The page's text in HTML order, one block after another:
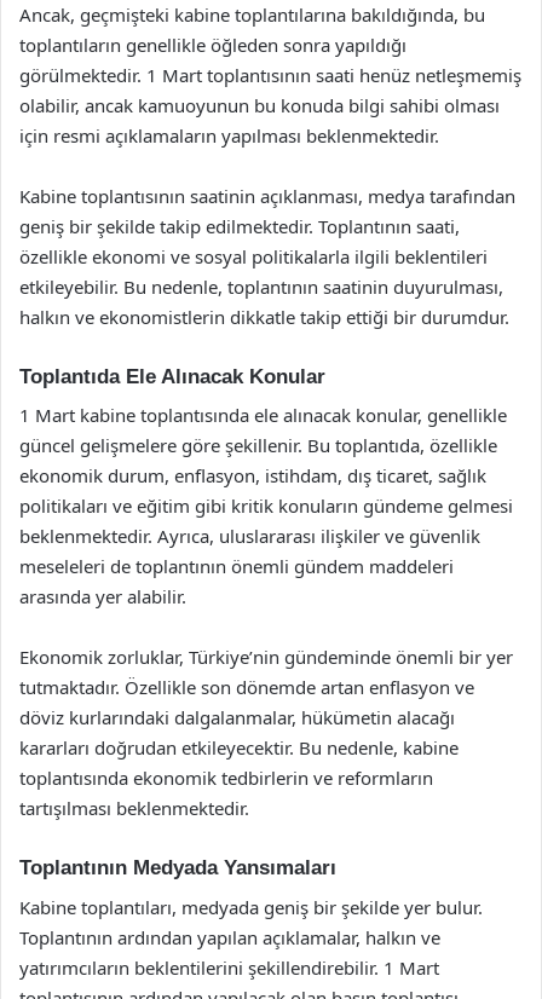
Ancak, geçmişteki kabine toplantılarına bakıldığında, bu
toplantıların genellikle öğleden sonra yapıldığı
görülmektedir. 1 Mart toplantısının saati henüz netleşmemiş
olabilir, ancak kamuoyunun bu konuda bilgi sahibi olması
için resmi açıklamaların yapılması beklenmektedir.
Kabine toplantısının saatinin açıklanması, medya tarafından
geniş bir şekilde takip edilmektedir. Toplantının saati,
özellikle ekonomi ve sosyal politikalarla ilgili beklentileri
etkileyebilir. Bu nedenle, toplantının saatinin duyurulması,
halkın ve ekonomistlerin dikkatle takip ettiği bir durumdur.
Toplantıda Ele Alınacak Konular
1 Mart kabine toplantısında ele alınacak konular, genellikle
güncel gelişmelere göre şekillenir. Bu toplantıda, özellikle
ekonomik durum, enflasyon, istihdam, dış ticaret, sağlık
politikaları ve eğitim gibi kritik konuların gündeme gelmesi
beklenmektedir. Ayrıca, uluslararası ilişkiler ve güvenlik
meseleleri de toplantının önemli gündem maddeleri
arasında yer alabilir.
Ekonomik zorluklar, Türkiye’nin gündeminde önemli bir yer
tutmaktadır. Özellikle son dönemde artan enflasyon ve
döviz kurlarındaki dalgalanmalar, hükümetin alacağı
kararları doğrudan etkileyecektir. Bu nedenle, kabine
toplantısında ekonomik tedbirlerin ve reformların
tartışılması beklenmektedir.
Toplantının Medyada Yansımaları
Kabine toplantıları, medyada geniş bir şekilde yer bulur.
Toplantının ardından yapılan açıklamalar, halkın ve
yatırımcıların beklentilerini şekillendirebilir. 1 Mart